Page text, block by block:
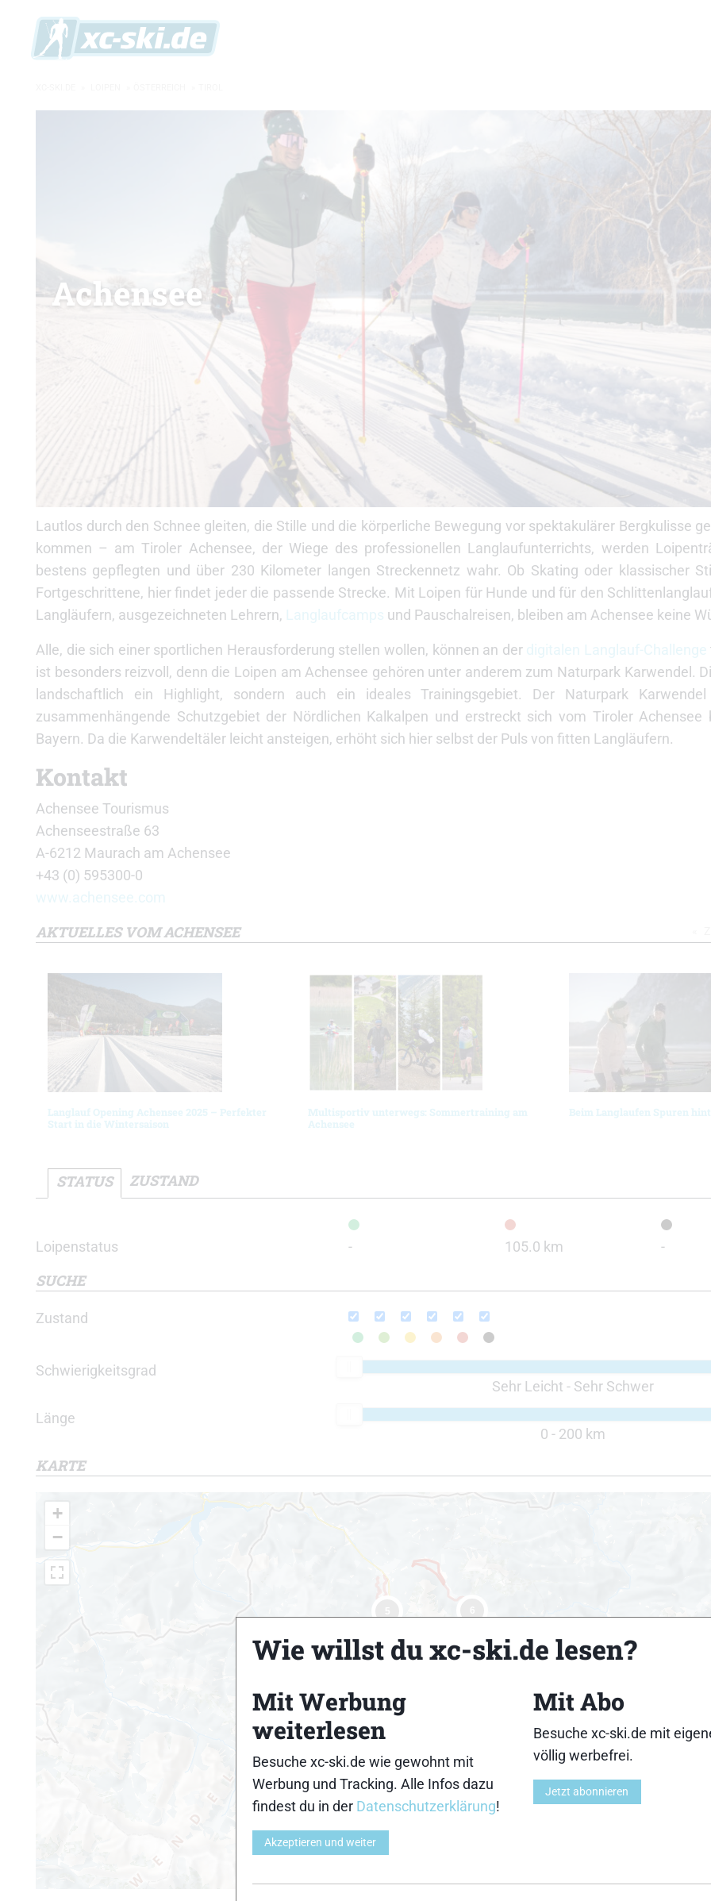
Achensee
Lautlos durch den Schnee gleiten, die Stille und die körperliche Bewegung vor spektakulärer Bergkulisse
kommen – am Tiroler Achensee, der Wiege des professionellen Langlaufunterrichts, werden
bestens gepflegten und über 230 Kilometer langen Streckennetz wahr. Ob Skating oder klassischer
Fortgeschrittene, hier findet jeder die passende Strecke. Mit Loipen für Hunde und für den
Langläufern, ausgezeichneten Lehrern, Langlaufcamps und Pauschalreisen, bleiben am Achensee keine
Alle, die sich einer sportlichen Herausforderung stellen wollen, können an der digitalen Langlauf-Challenge
ist besonders reizvoll, denn die Loipen am Achensee gehören unter anderem zum Naturpark Karwendel.
landschaftlich ein Highlight, sondern auch ein ideales Trainingsgebiet. Der Naturpark
zusammenhängende Schutzgebiet der Nördlichen Kalkalpen und erstreckt sich vom Tiroler Achensee
Bayern. Da die Karwendeltäler leicht ansteigen, erhöht sich hier selbst der Puls von fitten Langläufern.
Kontakt
Achensee Tourismus
Achenseestraße 63
A-6212 Maurach am Achensee
+43 (0) 595300-0
www.achensee.com
AKTUELLES VOM ACHENSEE
Langlauf Opening Achensee 2025 – Perfekter
Start in die Wintersaison
Multisportiv unterwegs: Sommertraining am
Achensee
Beim Langlaufen Spuren
STATUS ZUSTAND
Loipenstatus - 105.0 km -
SUCHE
Zustand
Schwierigkeitsgrad
Sehr Leicht - Sehr Schwer
Länge
0 - 200 km
KARTE
12
+
−
Leaflet| Powered bytourinfra ®| Map data by ©green-
Wie willst du xc-ski.de lesen?
Mit Werbung
weiterlesen
Besuche xc-ski.de wie gewohnt mit
Werbung und Tracking. Alle Infos dazu
findest du in der Datenschutzerklärung!
Akzeptieren und weiter
Mit Abo
Besuche xc-ski.de mit
völlig werbefrei.
Jetzt abonnieren